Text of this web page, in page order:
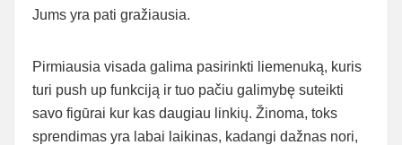
Jums yra pati gražiausia.
Pirmiausia visada galima pasirinkti liemenuką, kuris
turi push up funkciją ir tuo pačiu galimybę suteikti
savo figūrai kur kas daugiau linkių. Žinoma, toks
sprendimas yra labai laikinas, kadangi dažnas nori,